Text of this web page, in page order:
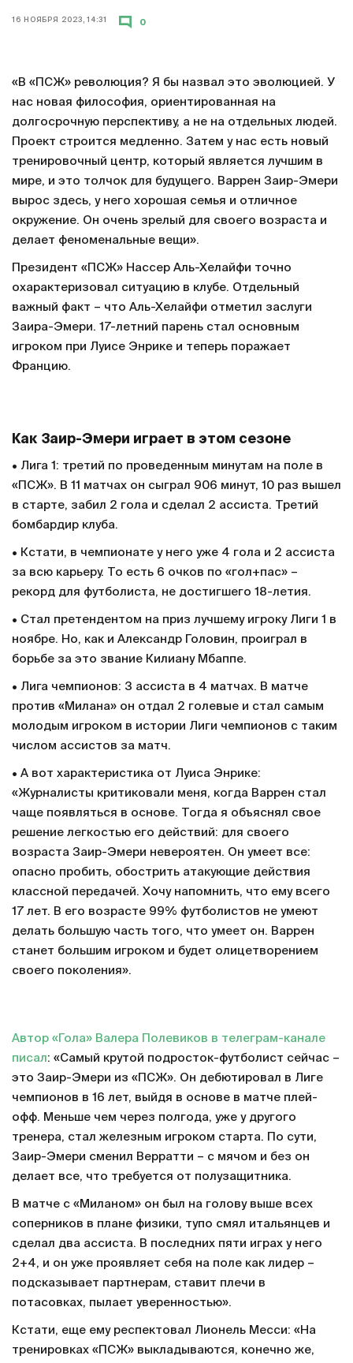
16 НОЯБРЯ 2023, 14:31 0
«В «ПСЖ» революция? Я бы назвал это эволюцией. У
нас новая философия, ориентированная на
долгосрочную перспективу, а не на отдельных людей.
Проект строится медленно. Затем у нас есть новый
тренировочный центр, который является лучшим в
мире, и это толчок для будущего. Варрен Заир-Эмери
вырос здесь, у него хорошая семья и отличное
окружение. Он очень зрелый для своего возраста и
делает феноменальные вещи».
Президент «ПСЖ» Нассер Аль-Хелайфи точно
охарактеризовал ситуацию в клубе. Отдельный
важный факт – что Аль-Хелайфи отметил заслуги
Заира-Эмери. 17-летний парень стал основным
игроком при Луисе Энрике и теперь поражает
Францию.
Как Заир-Эмери играет в этом сезоне
• Лига 1: третий по проведенным минутам на поле в
«ПСЖ». В 11 матчах он сыграл 906 минут, 10 раз вышел
в старте, забил 2 гола и сделал 2 ассиста. Третий
бомбардир клуба.
• Кстати, в чемпионате у него уже 4 гола и 2 ассиста
за всю карьеру. То есть 6 очков по «гол+пас» –
рекорд для футболиста, не достигшего 18-летия.
• Стал претендентом на приз лучшему игроку Лиги 1 в
ноябре. Но, как и Александр Головин, проиграл в
борьбе за это звание Килиану Мбаппе.
• Лига чемпионов: 3 ассиста в 4 матчах. В матче
против «Милана» он отдал 2 голевые и стал самым
молодым игроком в истории Лиги чемпионов с таким
числом ассистов за матч.
• А вот характеристика от Луиса Энрике:
«Журналисты критиковали меня, когда Варрен стал
чаще появляться в основе. Тогда я объяснял свое
решение легкостью его действий: для своего
возраста Заир-Эмери невероятен. Он умеет все:
опасно пробить, обострить атакующие действия
классной передачей. Хочу напомнить, что ему всего
17 лет. В его возрасте 99% футболистов не умеют
делать большую часть того, что умеет он. Варрен
станет большим игроком и будет олицетворением
своего поколения».
Автор «Гола» Валера Полевиков в телеграм-канале
писал: «Самый крутой подросток-футболист сейчас –
это Заир-Эмери из «ПСЖ». Он дебютировал в Лиге
чемпионов в 16 лет, выйдя в основе в матче плей-
офф. Меньше чем через полгода, уже у другого
тренера, стал железным игроком старта. По сути,
Заир-Эмери сменил Верратти – с мячом и без он
делает все, что требуется от полузащитника.
В матче с «Миланом» он был на голову выше всех
соперников в плане физики, тупо смял итальянцев и
сделал два ассиста. В последних пяти играх у него
2+4, и он уже проявляет себя на поле как лидер –
подсказывает партнерам, ставит плечи в
потасовках, пылает уверенностью».
Кстати, еще ему респектовал Лионель Месси: «На
тренировках «ПСЖ» выкладываются, конечно же,